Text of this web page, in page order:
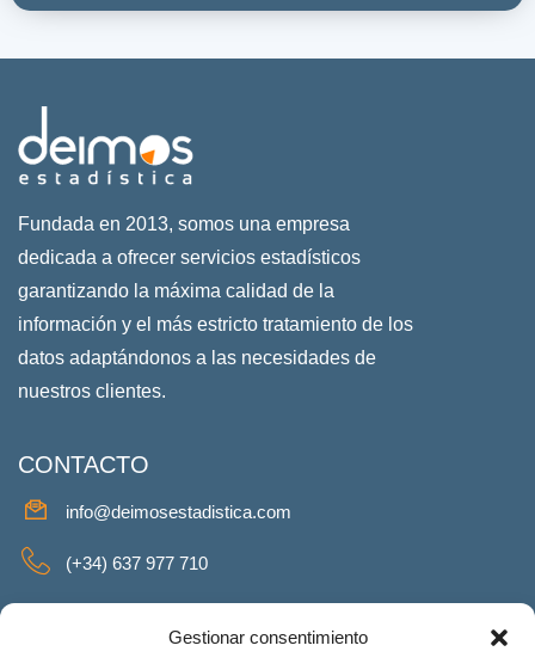
Gestionar consentimiento
Fundada en 2013, somos una empresa
dedicada a ofrecer servicios estadísticos
garantizando la máxima calidad de la
información y el más estricto tratamiento de los
datos adaptándonos a las necesidades de
nuestros clientes.
CONTACTO
info@deimosestadistica.com
(+34) 637 977 710